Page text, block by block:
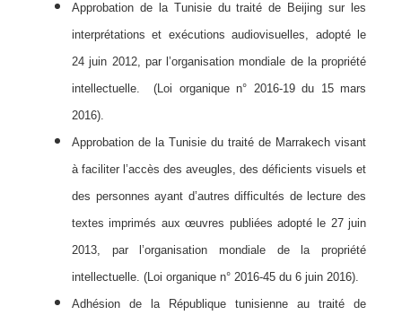
Approbation de la Tunisie du traité de Beijing sur les
interprétations et exécutions audiovisuelles, adopté le
24 juin 2012, par l’organisation mondiale de la propriété
intellectuelle. (Loi organique n° 2016-19 du 15 mars
2016).
Approbation de la Tunisie du traité de Marrakech visant
à faciliter l’accès des aveugles, des déficients visuels et
des personnes ayant d’autres difficultés de lecture des
textes imprimés aux œuvres publiées adopté le 27 juin
2013, par l’organisation mondiale de la propriété
intellectuelle. (Loi organique n° 2016-45 du 6 juin 2016).
Adhésion de la République tunisienne au traité de